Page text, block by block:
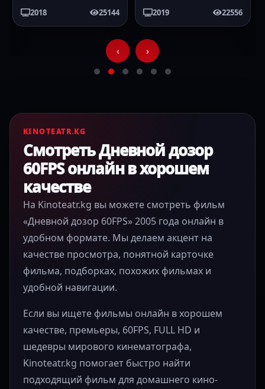
2018 25144 2019 22556
‹ ›
KINOTEATR.KG
Смотреть Дневной дозор
60FPS онлайн в хорошем
качестве
На Kinoteatr.kg вы можете смотреть фильм
«Дневной дозор 60FPS» 2005 года онлайн в
удобном формате. Мы делаем акцент на
качестве просмотра, понятной карточке
фильма, подборках, похожих фильмах и
удобной навигации.
Если вы ищете фильмы онлайн в хорошем
качестве, премьеры, 60FPS, FULL HD и
шедевры мирового кинематографа,
Kinoteatr.kg помогает быстро найти
подходящий фильм для домашнего кино-